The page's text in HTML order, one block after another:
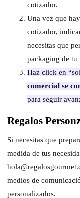
cotizador.
Una vez que
cotizador,
necesitas que
packaging de tu
Haz click en
comercial se
para seguir
Regalos
Si necesitas que
medida de tus
medios de
personalizados.